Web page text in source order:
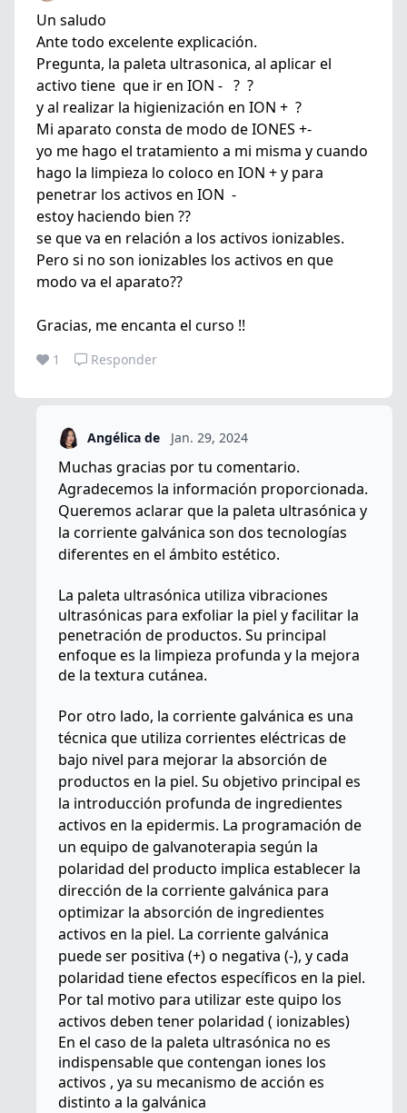
Un saludo
Ante todo excelente explicación.
Pregunta, la paleta ultrasonica, al aplicar el
activo tiene que ir en ION - ? ?
y al realizar la higienización en ION + ?
Mi aparato consta de modo de IONES +-
yo me hago el tratamiento a mi misma y cuando
hago la limpieza lo coloco en ION + y para
penetrar los activos en ION -
estoy haciendo bien ??
se que va en relación a los activos ionizables.
Pero si no son ionizables los activos en que
modo va el aparato??
Gracias, me encanta el curso !!
1 Responder
Angélica de Jan. 29, 2024
Muchas gracias por tu comentario.
Agradecemos la información proporcionada.
Queremos aclarar que la paleta ultrasónica y
la corriente galvánica son dos tecnologías
diferentes en el ámbito estético.
La paleta ultrasónica utiliza vibraciones
ultrasónicas para exfoliar la piel y facilitar la
penetración de productos. Su principal
enfoque es la limpieza profunda y la mejora
de la textura cutánea.
Por otro lado, la corriente galvánica es una
técnica que utiliza corrientes eléctricas de
bajo nivel para mejorar la absorción de
productos en la piel. Su objetivo principal es
la introducción profunda de ingredientes
activos en la epidermis. La programación de
un equipo de galvanoterapia según la
polaridad del producto implica establecer la
dirección de la corriente galvánica para
optimizar la absorción de ingredientes
activos en la piel. La corriente galvánica
puede ser positiva (+) o negativa (-), y cada
polaridad tiene efectos específicos en la piel.
Por tal motivo para utilizar este quipo los
activos deben tener polaridad ( ionizables)
En el caso de la paleta ultrasónica no es
indispensable que contengan iones los
activos , ya su mecanismo de acción es
distinto a la galvánica